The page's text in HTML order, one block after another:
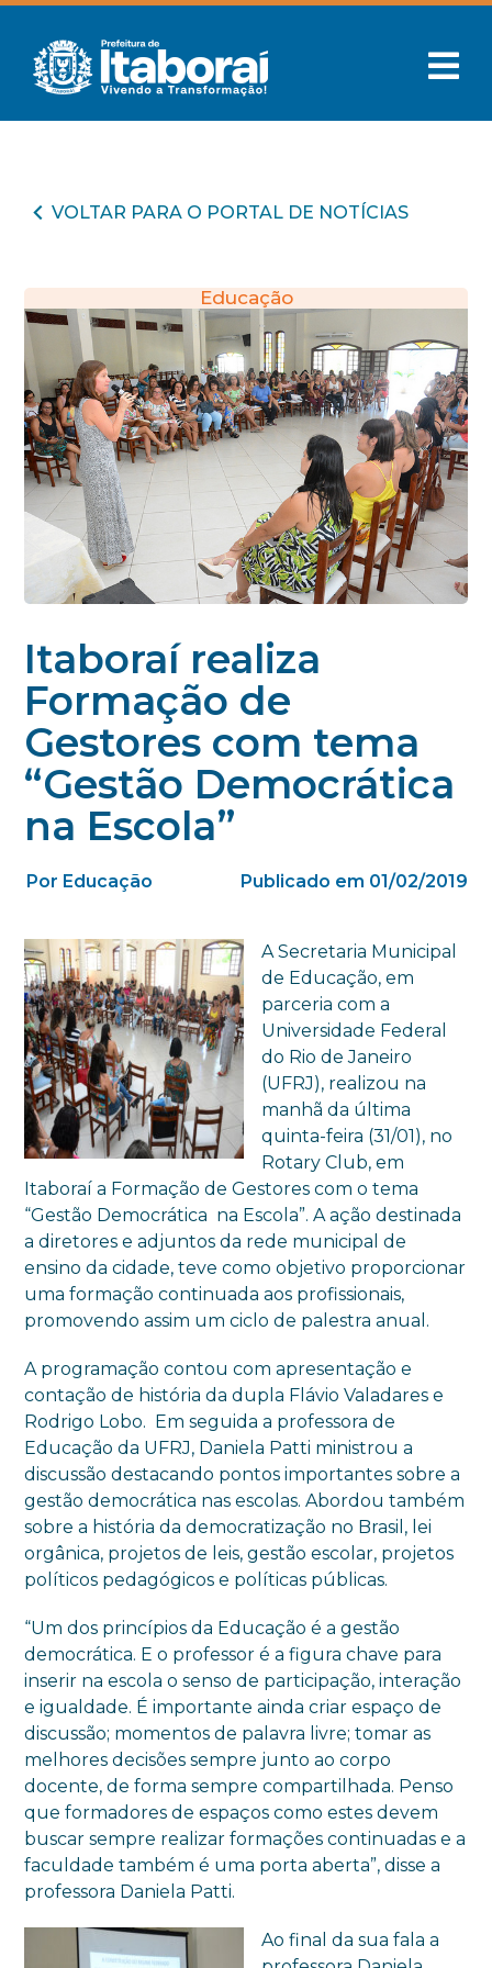
VOLTAR PARA O PORTAL DE NOTÍCIAS
Educação
Itaboraí realiza
Formação de
Gestores com tema
“Gestão Democrática
na Escola”
Por Educação Publicado em 01/02/2019
A Secretaria Municipal
de Educação, em
parceria com a
Universidade Federal
do Rio de Janeiro
(UFRJ), realizou na
manhã da última
quinta-feira (31/01), no
Rotary Club, em
Itaboraí a Formação de Gestores com o tema
“Gestão Democrática na Escola”. A ação destinada
a diretores e adjuntos da rede municipal de
ensino da cidade, teve como objetivo proporcionar
uma formação continuada aos profissionais,
promovendo assim um ciclo de palestra anual.
A programação contou com apresentação e
contação de história da dupla Flávio Valadares e
Rodrigo Lobo. Em seguida a professora de
Educação da UFRJ, Daniela Patti ministrou a
discussão destacando pontos importantes sobre a
gestão democrática nas escolas. Abordou também
sobre a história da democratização no Brasil, lei
orgânica, projetos de leis, gestão escolar, projetos
políticos pedagógicos e políticas públicas.
“Um dos princípios da Educação é a gestão
democrática. E o professor é a figura chave para
inserir na escola o senso de participação, interação
e igualdade. É importante ainda criar espaço de
discussão; momentos de palavra livre; tomar as
melhores decisões sempre junto ao corpo
docente, de forma sempre compartilhada. Penso
que formadores de espaços como estes devem
buscar sempre realizar formações continuadas e a
faculdade também é uma porta aberta”, disse a
professora Daniela Patti.
Ao final da sua fala a